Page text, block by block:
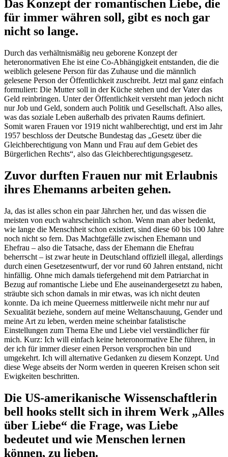
Das Konzept der romantischen Liebe, die
für immer währen soll, gibt es noch gar
nicht so lange.
Durch das verhältnismäßig neu geborene Konzept der
heteronormativen Ehe ist eine Co-Abhängigkeit entstanden, die die
weiblich gelesene Person für das Zuhause und die männlich
gelesene Person der Öffentlichkeit zuschreibt. Jetzt mal ganz einfach
formuliert: Die Mutter soll in der Küche stehen und der Vater das
Geld reinbringen. Unter der Öffentlichkeit versteht man jedoch nicht
nur Job und Geld, sondern auch Politik und Gesellschaft. Also alles,
was das soziale Leben außerhalb des privaten Raums definiert.
Somit waren Frauen vor 1919 nicht wahlberechtigt, und erst im Jahr
1957 beschloss der Deutsche Bundestag das „Gesetz über die
Gleichberechtigung von Mann und Frau auf dem Gebiet des
Bürgerlichen Rechts“, also das Gleichberechtigungsgesetz.
Zuvor durften Frauen nur mit Erlaubnis
ihres Ehemanns arbeiten gehen.
Ja, das ist alles schon ein paar Jährchen her, und das wissen die
meisten von euch wahrscheinlich schon. Wenn man aber bedenkt,
wie lange die Menschheit schon existiert, sind diese 60 bis 100 Jahre
noch nicht so fern. Das Machtgefälle zwischen Ehemann und
Ehefrau – also die Tatsache, dass der Ehemann die Ehefrau
beherrscht – ist zwar heute in Deutschland offiziell illegal, allerdings
durch einen Gesetzesentwurf, der vor rund 60 Jahren entstand, nicht
hinfällig. Ohne mich damals tiefergehend mit dem Patriarchat in
Bezug auf romantische Liebe und Ehe auseinandergesetzt zu haben,
sträubte sich schon damals in mir etwas, was ich nicht deuten
konnte. Da ich meine Queerness mittlerweile nicht mehr nur auf
Sexualität beziehe, sondern auf meine Weltanschauung, Gender und
meine Art zu leben, werden meine scheinbar fatalistische
Einstellungen zum Thema Ehe und Liebe viel verständlicher für
mich. Kurz: Ich will einfach keine heteronormative Ehe führen, in
der ich für immer dieser einen Person versprochen bin und
umgekehrt. Ich will alternative Gedanken zu diesem Konzept. Und
diese Wege abseits der Norm werden in queeren Kreisen schon seit
Ewigkeiten beschritten.
Die US-amerikanische Wissenschaftlerin
bell hooks stellt sich in ihrem Werk „Alles
über Liebe“ die Frage, was Liebe
bedeutet und wie Menschen lernen
können, zu lieben.